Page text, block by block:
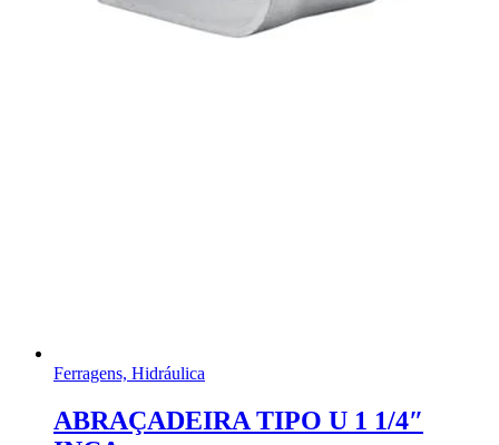
Ferragens, Hidráulica
ABRAÇADEIRA TIPO U 1 1/4″